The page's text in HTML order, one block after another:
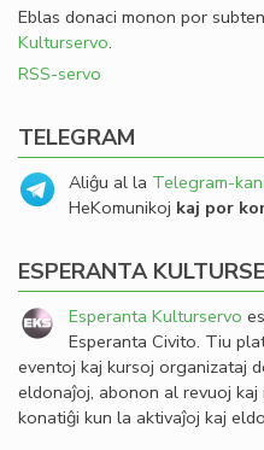
Eblas donaci monon por
Kulturservo.
RSS-servo
TELEGRAM
Aliĝu al la Telegram-
HeKomunikoj kaj por
ESPERANTA
Esperanta Kulturservo
Esperanta Civito. Tiu
eventoj kaj kursoj organizataj
eldonaĵoj, abonon al revuoj
konatiĝi kun la aktivaĵoj kaj